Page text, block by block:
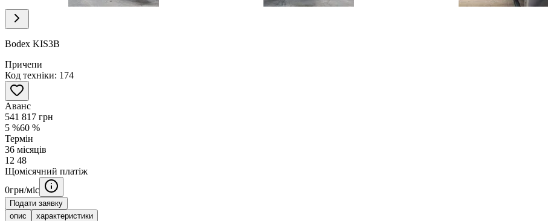
Item
16
Bodex KIS3B
Причепи
Код техніки: 174
Аванс
541 817 грн
5 %60 %
Термін
36 місяців
12 48
Щомісячний платіж
0грн/міс
Подати заявку
опис
характеристики